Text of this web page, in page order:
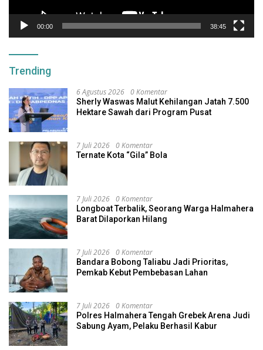
00:00 38:45
Trending
6 Agustus 2026 0 Komentar
Sherly Waswas Malut Kehilangan Jatah 7.500
Hektare Sawah dari Program Pusat
7 Juli 2026 0 Komentar
Ternate Kota “Gila” Bola
7 Juli 2026 0 Komentar
Longboat Terbalik, Seorang Warga Halmahera
Barat Dilaporkan Hilang
7 Juli 2026 0 Komentar
Bandara Bobong Taliabu Jadi Prioritas,
Pemkab Kebut Pembebasan Lahan
7 Juli 2026 0 Komentar
Polres Halmahera Tengah Grebek Arena Judi
Sabung Ayam, Pelaku Berhasil Kabur